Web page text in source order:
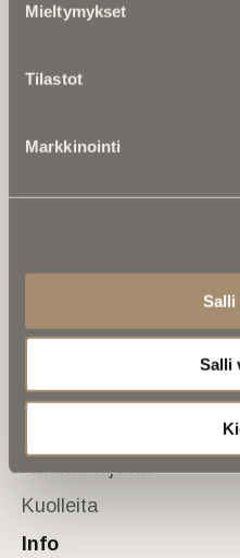
Mieltymykset
Tilastot
Markkinointi
Salli
Salli
Ikuisuusmedia
Ikuisuusmedia on
valtakunnallinen
Tietoa meistä
Etusivu
Kalenterista
Asiantuntijoilta
Kuolleita
Info